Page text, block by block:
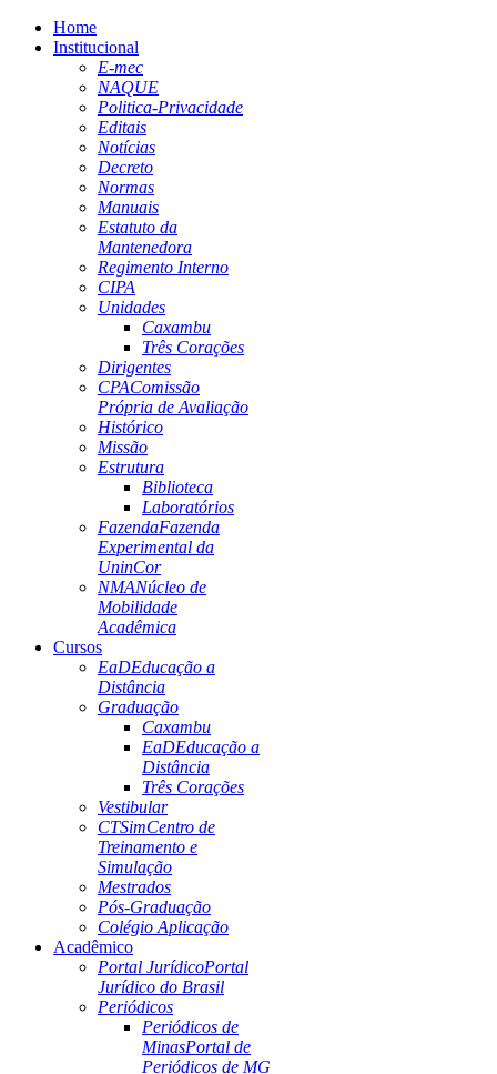
Home
Institucional
E-mec
NAQUE
Politica-Privacidade
Editais
Notícias
Decreto
Normas
Manuais
Estatuto da
Mantenedora
Regimento Interno
CIPA
Unidades
Caxambu
Três Corações
Dirigentes
CPAComissão
Própria de Avaliação
Histórico
Missão
Estrutura
Biblioteca
Laboratórios
FazendaFazenda
Experimental da
UninCor
NMANúcleo de
Mobilidade
Acadêmica
Cursos
EaDEducação a
Distância
Graduação
Caxambu
EaDEducação a
Distância
Três Corações
Vestibular
CTSimCentro de
Treinamento e
Simulação
Mestrados
Pós-Graduação
Colégio Aplicação
Acadêmico
Portal JurídicoPortal
Jurídico do Brasil
Periódicos
Periódicos de
MinasPortal de
Periódicos de MG